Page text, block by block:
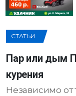
СТАТЬИ
Пар или дым
курения
Независимо от